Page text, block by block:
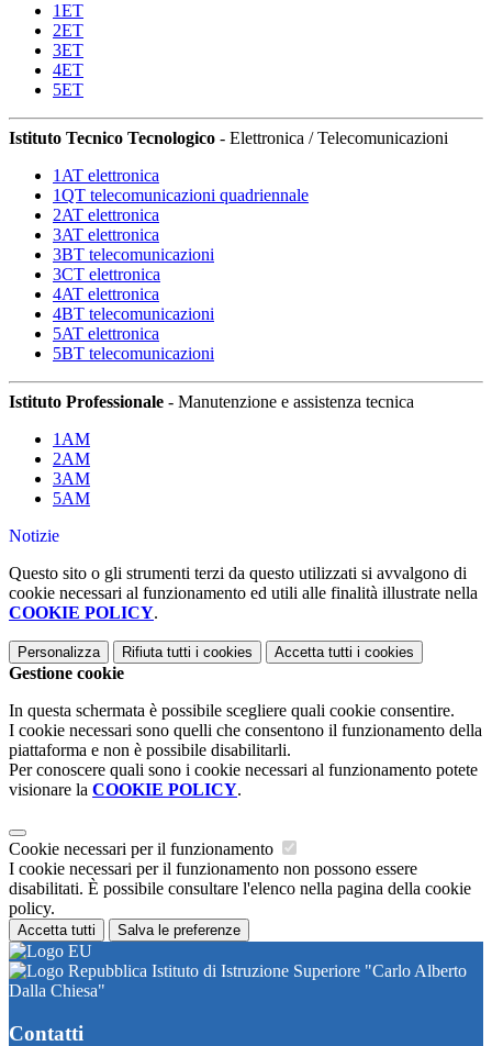
1ET
2ET
3ET
4ET
5ET
Istituto Tecnico Tecnologico - Elettronica / Telecomunicazioni
1AT elettronica
1QT telecomunicazioni quadriennale
2AT elettronica
3AT elettronica
3BT telecomunicazioni
3CT elettronica
4AT elettronica
4BT telecomunicazioni
5AT elettronica
5BT telecomunicazioni
Istituto Professionale - Manutenzione e assistenza tecnica
1AM
2AM
3AM
5AM
Notizie
Questo sito o gli strumenti terzi da questo utilizzati si avvalgono di
cookie necessari al funzionamento ed utili alle finalità illustrate nella
COOKIE POLICY.
Personalizza Rifiuta tutti i cookies Accetta tutti i cookies
Gestione cookie
In questa schermata è possibile scegliere quali cookie consentire.
I cookie necessari sono quelli che consentono il funzionamento della
piattaforma e non è possibile disabilitarli.
Per conoscere quali sono i cookie necessari al funzionamento potete
visionare la COOKIE POLICY.
Cookie necessari per il funzionamento
I cookie necessari per il funzionamento non possono essere
disabilitati. È possibile consultare l'elenco nella pagina della cookie
policy.
Accetta tutti Salva le preferenze
Istituto di Istruzione Superiore "Carlo Alberto
Dalla Chiesa"
Contatti